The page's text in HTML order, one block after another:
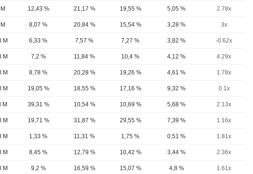
12,43 % 21,17 % 19,55 % 5,05 % 2.78x
8,07 % 20,84 % 15,54 % 3,28 % 3x
M 6,33 % 7,57 % 7,27 % 3,82 % -0.62x
M 7,2 % 11,84 % 10,4 % 4,12 % 4.29x
M 8,78 % 20,28 % 19,26 % 4,61 % 1.78x
M 19,05 % 18,55 % 17,16 % 9,32 % 0.1x
M 39,31 % 10,54 % 10,69 % 5,68 % 2.13x
M 19,71 % 31,87 % 29,55 % 7,39 % 1.16x
M 1,33 % 11,31 % 1,75 % 0,51 % 1.81x
M 8,45 % 12,79 % 10,42 % 3,44 % 2.36x
M 9,2 % 16,59 % 15,07 % 4,8 % 1.61x